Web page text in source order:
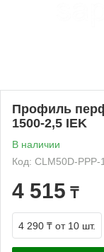
Профиль
1500-2,5 IEK
В наличии
Код: CLM50D-PPP-
4 515 ₸
4 290 ₸ от 10 шт.